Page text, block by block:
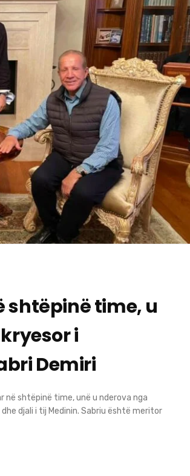
shtëpinë time, u
i
Demiri
në shtëpinë time, unë u nderova nga
djali i tij Medinin. Sabriu është meritor